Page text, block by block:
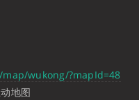
wukong/?mapId=48
地图